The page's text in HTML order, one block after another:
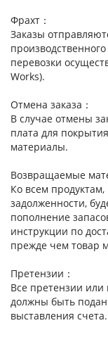
Фрахт：
Заказы
перевозки
Works).
Отмена заказа：
В случае отмены
плата для
материалы.
Возвращаемые
Ко всем
задолженности,
пополнение
инструкции по
прежде чем товар
Претензии：
Все претензии или
должны быть
выставления счета.